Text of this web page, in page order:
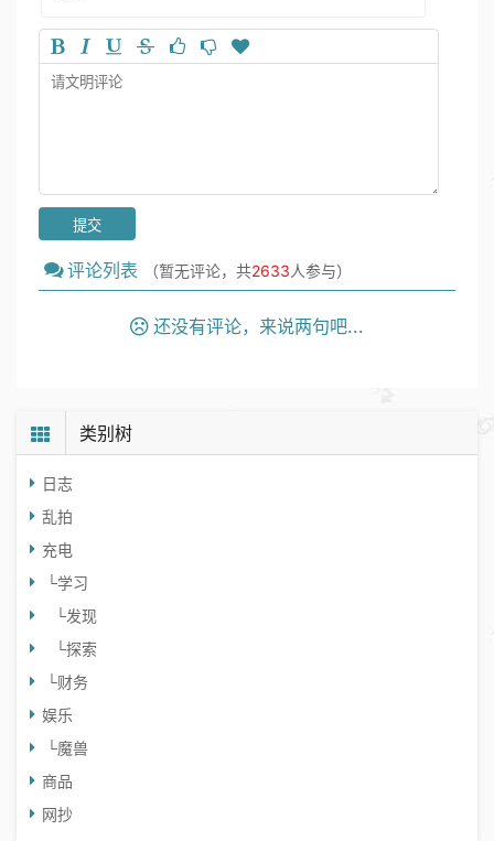
评论列表 （暂无评论，共2633人参与）
还没有评论，来说两句吧...
类别树
日志
乱拍
充电
└学习
└发现
└探索
└财务
娱乐
└魔兽
商品
网抄